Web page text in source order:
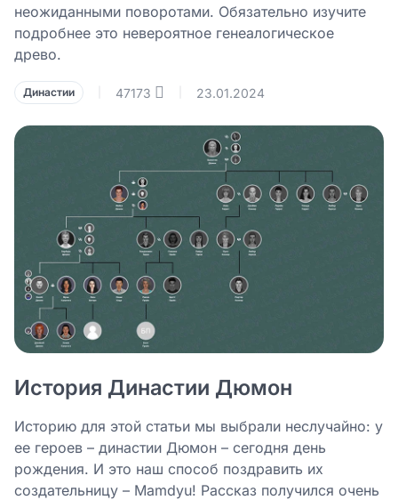
неожиданными поворотами. Обязательно изучите
подробнее это невероятное генеалогическое
древо.
Династии 47173 23.01.2024
История Династии Дюмон
Историю для этой статьи мы выбрали неслучайно: у
ее героев – династии Дюмон – сегодня день
рождения. И это наш способ поздравить их
создательницу – Mamdyu! Рассказ получился очень